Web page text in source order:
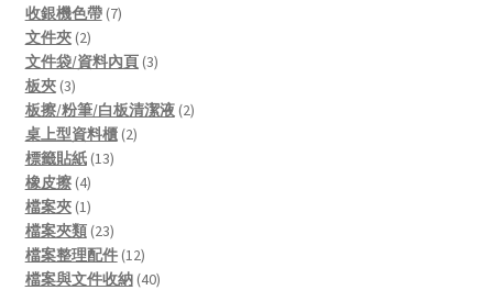
products
收銀機色帶 77
文件夾 22
products
文件袋/資料內頁 33
板夾 33
products
板擦/粉筆/白板清潔液 22
桌上型資料櫃 22
標籤貼紙 1313
橡皮擦 44
products
檔案夾 11
product
檔案夾類 2323
products
檔案整理配件 1212
products
檔案與文件收納 4040